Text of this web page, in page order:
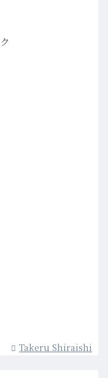
Takeru Shiraishi